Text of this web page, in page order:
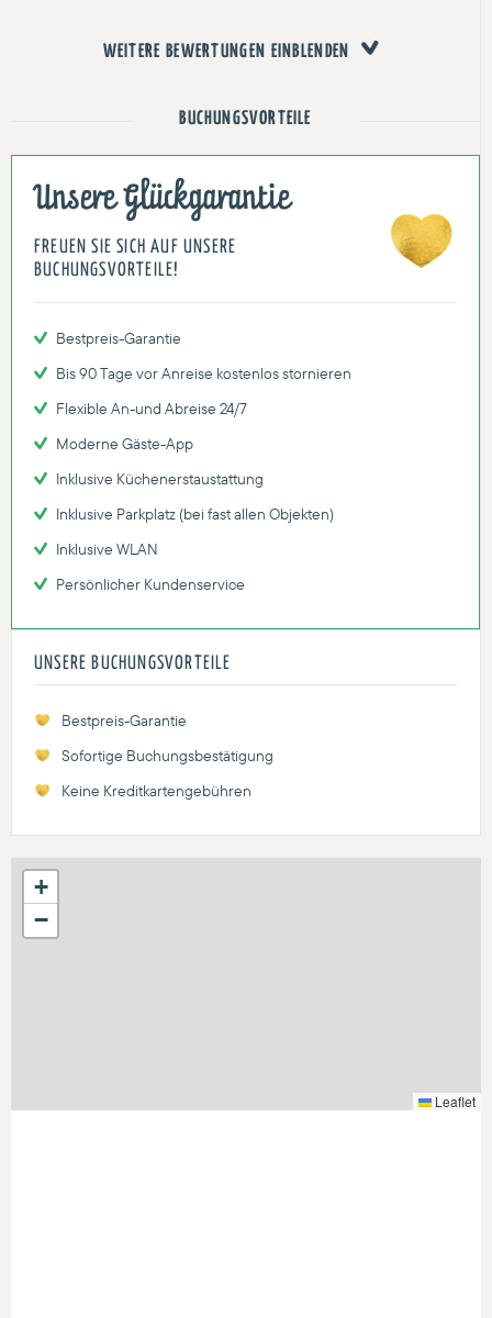
WEITERE BEWERTUNGEN EINBLENDEN
BUCHUNGSVORTEILE
Unsere Glückgarantie
FREUEN SIE SICH AUF UNSERE
BUCHUNGSVORTEILE!
Bestpreis-Garantie
Bis 90 Tage vor Anreise kostenlos stornieren
Flexible An-und Abreise 24/7
Moderne Gäste-App
Inklusive Küchenerstaustattung
Inklusive Parkplatz (bei fast allen Objekten)
Inklusive WLAN
Persönlicher Kundenservice
UNSERE BUCHUNGSVORTEILE
Bestpreis-Garantie
Sofortige Buchungsbestätigung
Keine Kreditkartengebühren
+
−
Leaflet